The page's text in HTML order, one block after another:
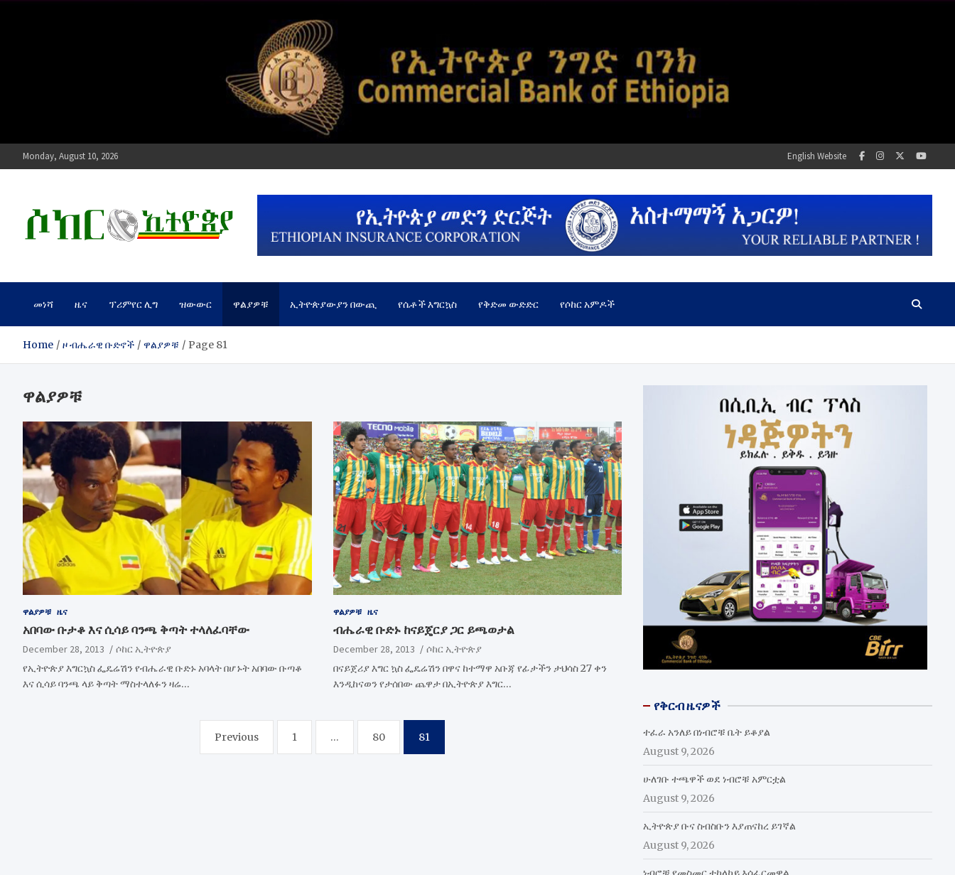
Monday, August 10, 2026 English Website
ሶከር ኢትዮጵያ
መነሻ ዜና ፕሪምየር ሊግ ዝውውር ዋልያዎቹ ኢትዮጵያውያን በውጪ የሴቶች እግርኳስ የቅድመ ውድድር የሶከር አምዶች
Home ዞ ብሔራዊ ቡድኖች ዋልያዎቹ Page 81
ዋልያዎቹ
ዋልያዎቹ ዜና
አበባው ቡታቆ እና ሲሳይ ባንጫ ቅጣት ተላለፈባቸው
December 28, 2013
ሶከር ኢትዮጵያ
የኢትዮጵያ እግርኳስ ፌዴሬሽን የብሔራዊ ቡድኑ አባላት በሆኑት አበባው ቡጣቆ
እና ሲሳይ ባንጫ ላይ ቅጣት ማስተላለፉን ዛሬ…
ዋልያዎቹ ዜና
ብሔራዊ ቡድኑ ከናይጄርያ ጋር ይጫወታል
December 28, 2013
ሶከር ኢትዮጵያ
በናይጀሪያ እግር ኳስ ፌዴሬሽን በዋና ከተማዋ አቡጃ የፊታችን ታህሳስ 27 ቀን
እንዲከናወን የታሰበው ጨዋታ በኢትዮጵያ እግር…
Previous 1 … 80 81
የቅርብ ዜናዎች
ተፈራ አንለይ በነብሮቹ ቤት ይቆያል
August 9, 2026
ሁለገቡ ተጫዋች ወደ ነብሮቹ አምርቷል
August 9, 2026
ኢትዮጵያ ቡና ስብስቡን እያጠናከረ ይገኛል
August 9, 2026